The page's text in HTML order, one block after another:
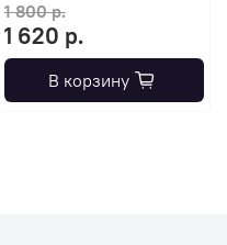
1 800 р.
1 620 р.
В корзину